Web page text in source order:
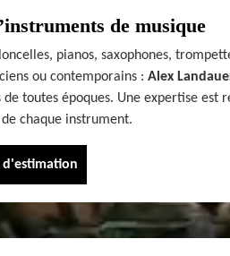
de musique
pianos, saxophones,
ou contemporains : Alex
de toutes époques. Une expertise est
chaque instrument.
d'estimation